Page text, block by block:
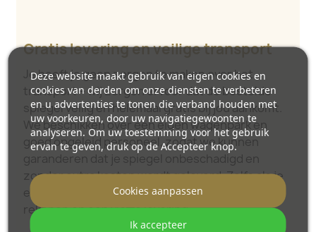
Gratis levering en veilige transport
Je hoeft je geen zorgen te maken over het
transport – wij zorgen ervoor dat de bestelde
spiegel veilig en helemaal gratis bij jou aankomt.
We beschikken over een eigen wagenpark en
goed opgeleid personeel, zodat we kunnen
garanderen dat je spiegel onbeschadigd en
zonder extra kosten wordt geleverd. Zelfs als je
een spiegel van groot formaat bestelt, kun je
rekenen op een vlotte levering.
Deze website maakt gebruik van eigen cookies en
cookies van derden om onze diensten te verbeteren
en u advertenties te tonen die verband houden met
uw voorkeuren, door uw navigatiegewoonten te
analyseren. Om uw toestemming voor het gebruik
ervan te geven, druk op de Accepteer knop.
Cookies aanpassen
Ik accepteer